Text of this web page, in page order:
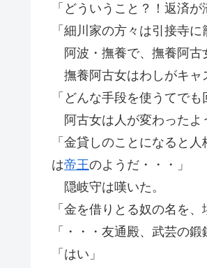
「どういうこと？！返済が
「細川家の方々は引接寺
阿波・撫養で、撫養阿古
撫養阿古女はわしがキャ
「どんな手段を使うてで
阿古女は人が変わったよ
「金貸しのことになると人
は帝王のようだ・・・」
隠岐守は嘆いた。
「金を借りとる奴の名を
「・・・友通殿、武芸の鍛
「はい」